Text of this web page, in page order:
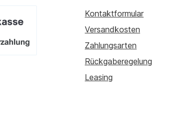
Kontaktformular
Versandkosten
Zahlungsarten
Rückgaberegelung
Leasing